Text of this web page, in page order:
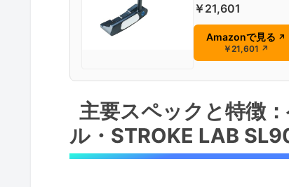
￥21,601
Amazonで見る ↗
￥21,601 ↗
主要スペックと特徴
ル・STROKE LAB